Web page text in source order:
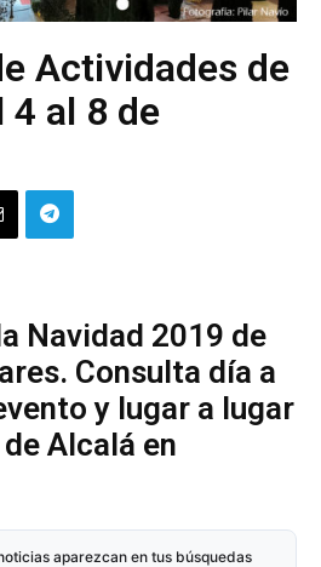
Actividades de
4 al 8 de
Navidad 2019 de
Consulta día a
y lugar a lugar
Alcalá en
aparezcan en tus búsquedas